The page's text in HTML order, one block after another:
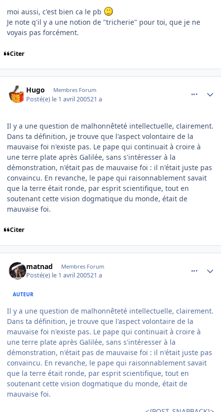
moi aussi, c'est bien ca le pb
Je note q'il y a une notion de "tricherie" pour toi, que je ne
voyais pas forcément.
Citer
Hugo Membres Forum
Posté(e) le 1 avril 200521 a
Il y a une question de malhonnêteté intellectuelle, clairement.
Dans ta définition, je trouve que l'aspect volontaire de la
mauvaise foi n'existe pas. Le pape qui continuait à croire à
une terre plate après Galilée, sans s'intéresser à la
démonstration, n'était pas de mauvaise foi : il n'était juste pas
convaincu. En revanche, le pape qui raisonnablement savait
que la terre était ronde, par esprit scientifique, tout en
soutenant cette vision dogmatique du monde, était de
mauvaise foi.
Citer
matnad Membres Forum
Posté(e) le 1 avril 200521 a
AUTEUR
Il y a une question de malhonnêteté intellectuelle, clairement.
Dans ta définition, je trouve que l'aspect volontaire de la
mauvaise foi n'existe pas. Le pape qui continuait à croire à
une terre plate après Galilée, sans s'intéresser à la
démonstration, n'était pas de mauvaise foi : il n'était juste pas
convaincu. En revanche, le pape qui raisonnablement savait
que la terre était ronde, par esprit scientifique, tout en
soutenant cette vision dogmatique du monde, était de
mauvaise foi.